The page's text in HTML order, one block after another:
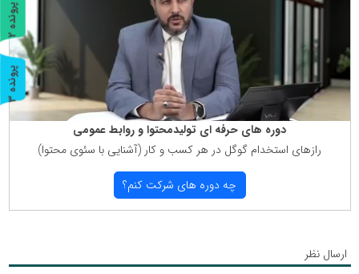
دوره های حرفه ای تولیدمحتوا و روابط عمومی
رازهای استخدام گوگل در هر كسب و كار (آشنایی با سئوی محتوا)
چه دوره های شركت كنم؟
ارسال نظر
پ
ر
و
ن
د
ه
2
پ
ر
و
ن
د
ه
3